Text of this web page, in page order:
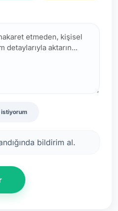
istiyorum
bildirim al.